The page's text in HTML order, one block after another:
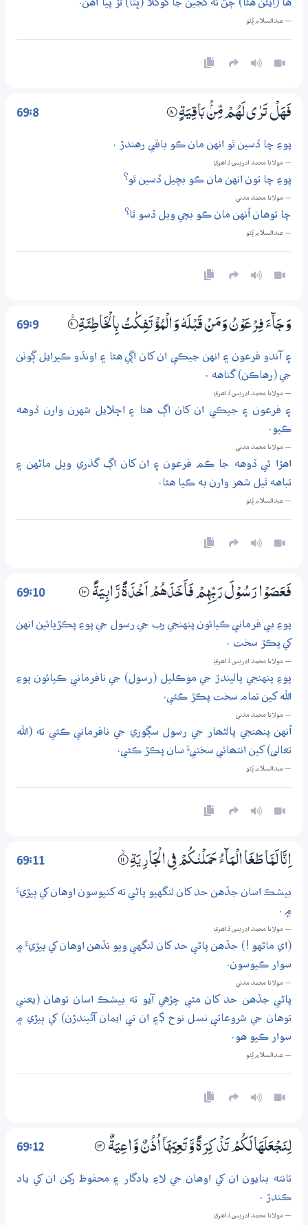
— عبدالسلام ڀُٽو
69:8 فَهَلْ تَرٰى لَهُمْ مِّنْۢ بَاقِيَةٍ 8‏۝
پوءِ ڇا ڏسين ٿو انهن مان ڪو باقي رهندڙ .
— مولانا محمد ادريس ڏاھري
پوءِ ڇا تون انهن مان ڪو بچيل ڏسين ٿو؟
— مولانا محمد مدني
ڇا توهان اُنهن مان ڪو بچي ويل ڏسو ٿا؟
— عبدالسلام ڀُٽو
69:9 وَجَاۗءَ فِرْعَوْنُ وَمَنْ قَبْلَهٗ وَالْمُؤْتَفِكٰتُ بِالْخَاطِئَةِ 9‏۝ۚ
۽ آندو فرعون ۽ انهن جيڪي ان کان اڳي هئا ۽ اونڌو ڪيرايل ڳوٺن
جي (رهاڪن) گناهه .
— مولانا محمد ادريس ڏاھري
۽ فرعون ۽ جيڪي ان کان اڳ هئا ۽ اڇلايل شهرن وارن ڏوهه
ڪيو.
— مولانا محمد مدني
اهڙا ئي ڏوهه جا ڪم فرعون ۽ ان کان اڳ گذري ويل ماڻهن ۽
تباهه ٿيل شھر وارن به ڪيا هئا.
— عبدالسلام ڀُٽو
69:10 فَعَصَوْا رَسُوْلَ رَبِّهِمْ فَاَخَذَهُمْ اَخْذَةً رَّابِيَةً ۝10
پوءِ بي فرماني ڪيائون پنهنجي رب جي رسول جي پوءِ پڪڙيائين انهن
کي پڪڙ سخت .
— مولانا محمد ادريس ڏاھري
پوءِ پنهنجي پاليندڙ جي موڪليل (رسول) جي نافرماني ڪيائون پوءِ
الله کين تمام سخت پڪڙ ڪئي.
— مولانا محمد مدني
اُنهن پنھنجي پالڻھار جي رسول سڳوري جي نافرماني ڪئي ته (الله
تعالى) کين انتھائي سختيءَ سان پڪڙ ڪئي.
— عبدالسلام ڀُٽو
69:11 اِنَّا لَمَّا طَغَا الْمَاۗءُ حَمَلْنٰكُمْ فِي الْجَارِيَةِ ۝ۙ11
بيشڪ اسان جڏهن حد کان لنگهيو پاڻي ته کنيوسون اوهان کي ٻيڙيءَ
۾ .
— مولانا محمد ادريس ڏاھري
(اي ماڻهو !) جڏهن پاڻي حد کان لنگهي ويو تڏهن اوهان کي ٻيڙيءَ ۾
سوار ڪيوسون.
— مولانا محمد مدني
پاڻي جڏهن حد کان مٿي چڙهي آيو ته بيشڪ اسان توهان (يعني
توهان جي شروعاتي نسل نوح $۽ ان تي ايمان آڻيندڙن) کي ٻيڙي ۾
سوار ڪيو هو.
— عبدالسلام ڀُٽو
69:12 لِنَجْعَلَهَا لَكُمْ تَذْكِرَةً وَّتَعِيَهَآ اُذُنٌ وَّاعِيَةٌ ۝12
تانته بنايون ان کي اوهان جي لاءِ يادگار ۽ محفوظ رکن ان کي ياد
ڪندڙ .
— مولانا محمد ادريس ڏاھري